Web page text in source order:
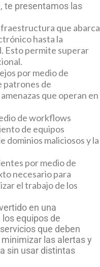
te presentamos las
que abarca
hasta la
Esto permite superar
por medio de
patrones de
que operan en
de workflows
de equipos
dominios maliciosos y la
por medio de
necesario para
el trabajo de los
en una
equipos de
que deben
las alertas y
sin usar distintas